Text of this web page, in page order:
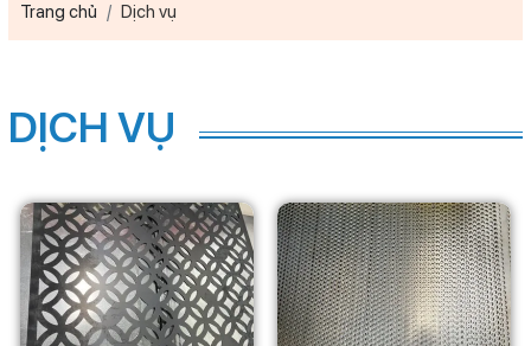
Trang chủ Dịch vụ
DỊCH VỤ